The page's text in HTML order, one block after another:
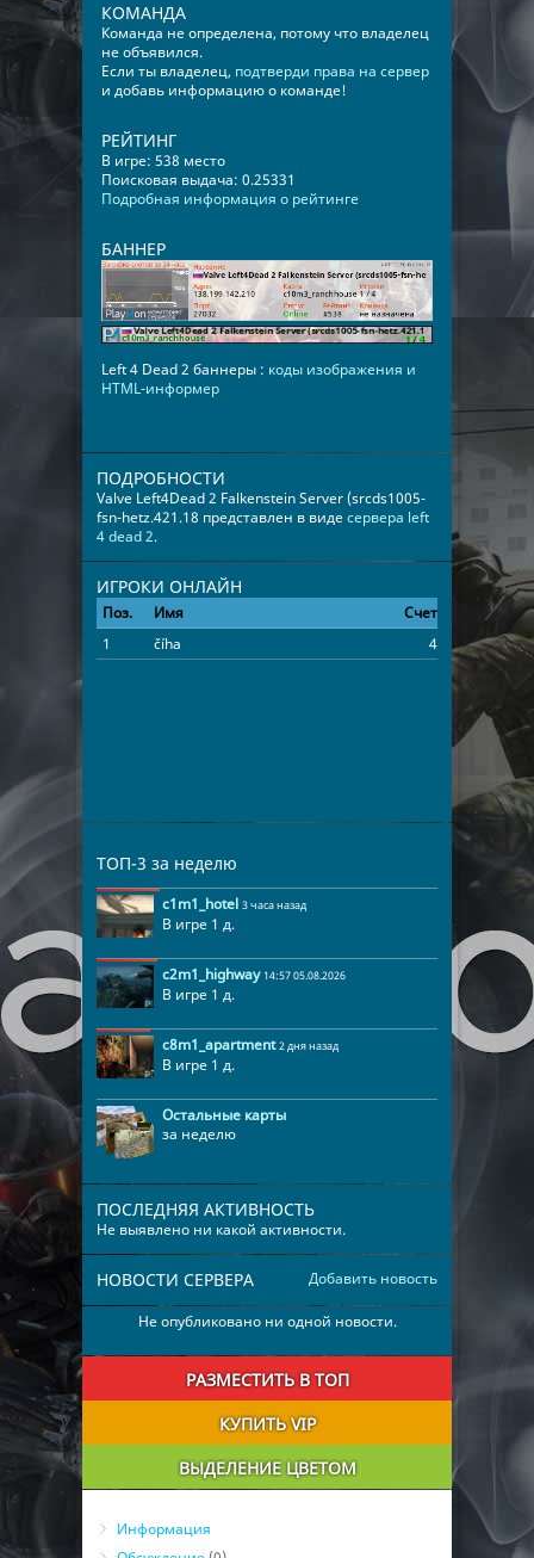
КОМАНДА
Команда не определена, потому что владелец
не объявился.
Если ты владелец, подтверди права на сервер
и добавь информацию о команде!
РЕЙТИНГ
В игре: 538 место
Поисковая выдача: 0.25331
Подробная информация о рейтинге
БАННЕР
Left 4 Dead 2 баннеры : коды изображения и
HTML-информер
ПОДРОБНОСТИ
Valve Left4Dead 2 Falkenstein Server (srcds1005-
fsn-hetz.421.18 представлен в видесервера left
4 dead 2.
ИГРОКИ ОНЛАЙН
Поз. Имя Счет
1
číha 4 00:17:48
ТОП-3 за неделю
c1m1_hotel 3 часа назад
В игре 1 д.
c2m1_highway 14:57 05.08.2026
В игре 1 д.
c8m1_apartment 2 дня назад
В игре 1 д.
Остальные карты
за неделю
ПОСЛЕДНЯЯ АКТИВНОСТЬ
Не выявлено ни какой активности.
Добавить новость
НОВОСТИ СЕРВЕРА
Не опубликовано ни одной новости.
РАЗМЕСТИТЬ В ТОП
КУПИТЬ VIP
ВЫДЕЛЕНИЕ ЦВЕТОМ
Информация